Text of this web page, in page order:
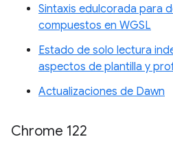
Sintaxis edulcorada para
compuestos en WGSL
Estado de solo lectura
aspectos de plantilla y
Actualizaciones de Dawn
Chrome 122